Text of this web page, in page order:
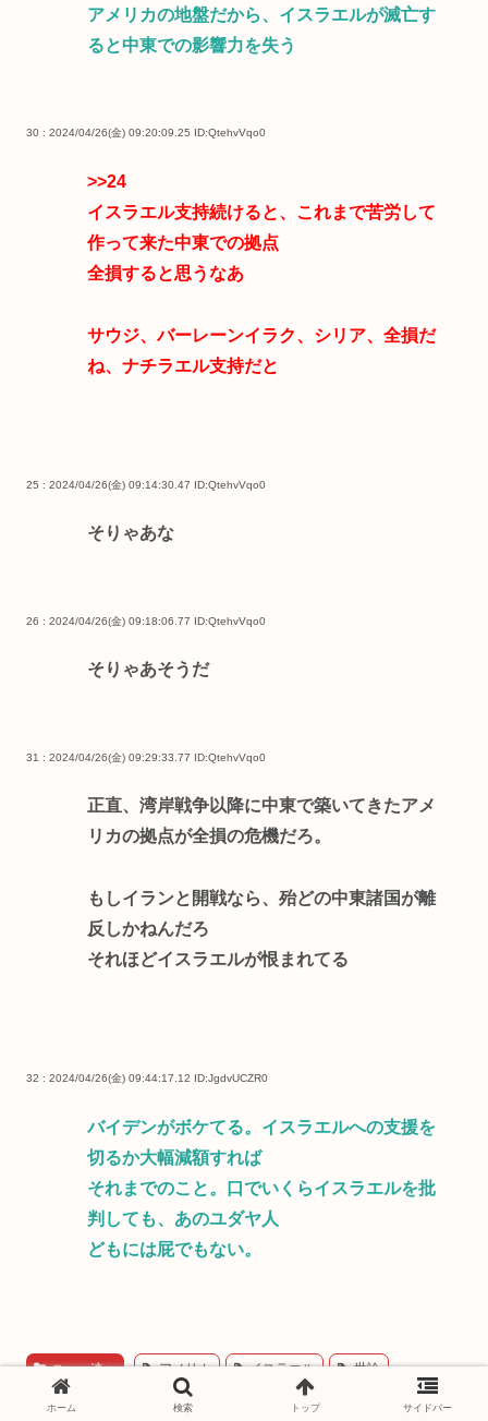
アメリカの地盤だから、イスラエルが滅亡す
ると中東での影響力を失う
30 : 2024/04/26(金) 09:20:09.25 ID:QtehvVqo0
>>24
イスラエル支持続けると、これまで苦労して
作って来た中東での拠点
全損すると思うなあ
サウジ、バーレーンイラク、シリア、全損だ
ね、ナチラエル支持だと
25 : 2024/04/26(金) 09:14:30.47 ID:QtehvVqo0
そりゃあな
26 : 2024/04/26(金) 09:18:06.77 ID:QtehvVqo0
そりゃあそうだ
31 : 2024/04/26(金) 09:29:33.77 ID:QtehvVqo0
正直、湾岸戦争以降に中東で築いてきたアメ
リカの拠点が全損の危機だろ。
もしイランと開戦なら、殆どの中東諸国が離
反しかねんだろ
それほどイスラエルが恨まれてる
32 : 2024/04/26(金) 09:44:17.12 ID:JgdvUCZR0
バイデンがボケてる。イスラエルへの支援を
切るか大幅減額すれば
それまでのこと。口でいくらイスラエルを批
判しても、あのユダヤ人
どもには屁でもない。
ニュー速＋ アメリカ イスラエル 世論
ホーム 検索 トップ サイドバー